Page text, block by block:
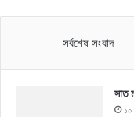
সর্বশেষ সংবাদ
সাত